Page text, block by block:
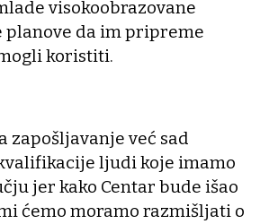
visokoobrazovane
planove da im pripreme
koristiti.
zapošljavanje već sad
ljudi koje imamo
jer kako Centar bude išao
ćemo moramo razmišljati o